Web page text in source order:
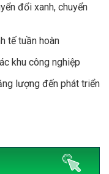
đổi xanh, chuyển
tế tuần hoàn
khu công nghiệp
lượng đến phát triển